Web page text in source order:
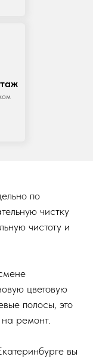
по
чистку
чистоту и
цветовую
полосы, это
ремонт.
вы